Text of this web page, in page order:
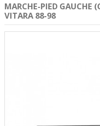
MARCHE-PIED GAUCHE
VITARA 88-98